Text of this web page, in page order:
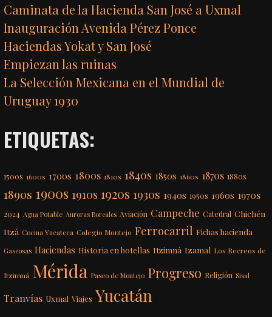
Caminata de la Hacienda San José a Uxmal
Inauguración Avenida Pérez Ponce
Haciendas Yokat y San José
Empiezan las ruinas
La Selección Mexicana en el Mundial de
Uruguay 1930
ETIQUETAS:
1500s 1600s 1700s 1800s 1810s 1840s 1850s 1860s 1870s 1880s
1890s 1900s 1910s 1920s 1930s 1940s 1950s 1960s 1970s
2024 Agua Potable Auroras Boreales Aviación Campeche Catedral Chichén
Itzá Cocina Yucateca Colegio Montejo Ferrocarril Fichas hacienda
Gaseosas Haciendas Historia en botellas Itzimná Izamal Los Recreos de
Itzimná Mérida Paseo de Montejo Progreso Religión Sisal
Tranvías Uxmal Viajes Yucatán